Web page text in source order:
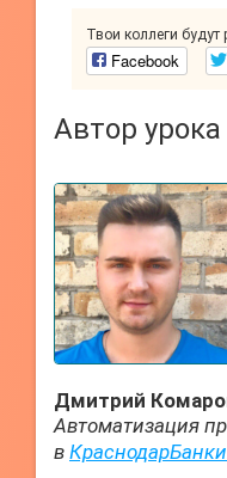
Твои коллеги
Facebook
Автор урока
Дмитрий
Автоматизация
в